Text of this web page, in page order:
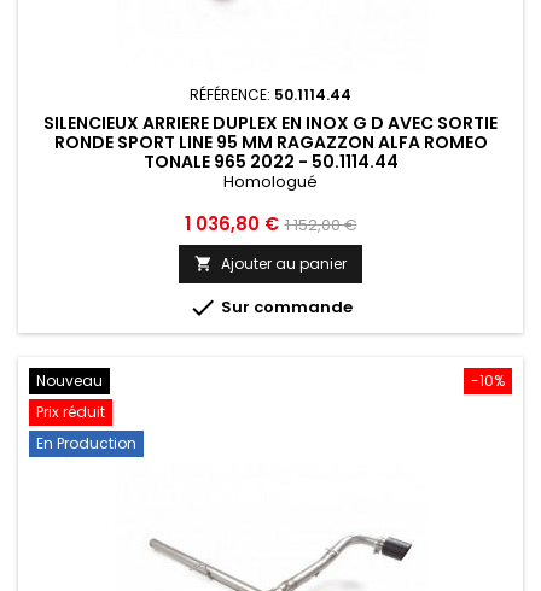
RÉFÉRENCE: 50.1114.44
SILENCIEUX ARRIERE DUPLEX EN INOX G D AVEC SORTIE
RONDE SPORT LINE 95 MM RAGAZZON ALFA ROMEO
TONALE 965 2022 - 50.1114.44
Homologué
Prix
1 036,80 € Prix
de
base
1 152,00 €
 Ajouter au panier
 Sur commande
-10%
Nouveau
Prix réduit
En Production